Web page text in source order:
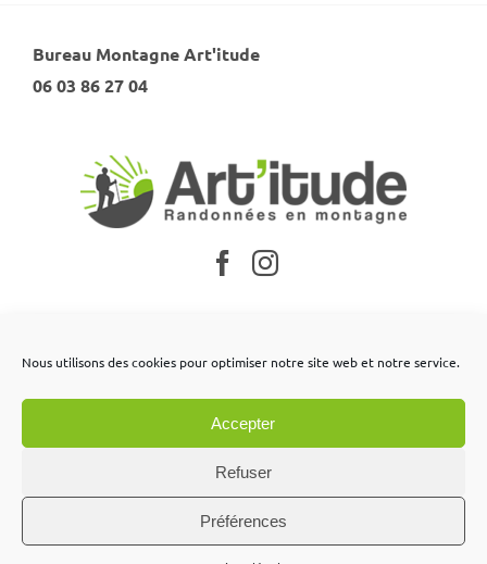
Nous utilisons des cookies pour optimiser notre site web et notre service.
Accepter
Refuser
Préférences
Bureau Montagne Art'itude
06 03 86 27 04
Nos partenaires
Conditions générales de vente